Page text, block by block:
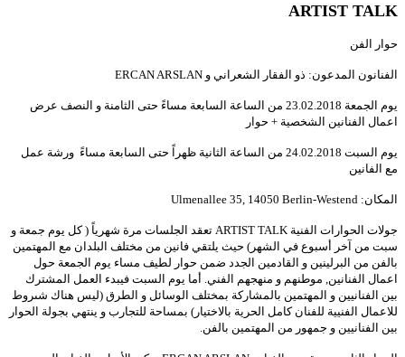
ARTIST TALK
حوار الفن
الفنانون المدعون: ذو الفقار الشعراني و
يوم الجمعة من الساعة السابعة مساءً حتى الثامنة و النصف عرض
اعمال الفنانين الشخصية + حوار
يوم السبت من الساعة الثانية ظهراً حتى السابعة مساءً ورشة عمل
مع الفانين
المكان:
Ulmenallee 35, 14050 Berlin-Westend
جولات الحوارات الفنية تعقد الجلسات مرة شهرياً (كل يوم جمعة و
سبت من آخر أسبوع في الشهر ) حيث يلتقي فانين من مختلف البلدان مع المهتمين
بالفن من البرلينين و القادمين الجدد ضمن حوار لطيف مساء يوم الجمعة حول
اعمال الفنانين, موطنهم و منهجهم الفني. أما يوم السبت فيبدء العمل المشترك
بين الفنانيين و المهتمين بالمشاركة بمختلف الوسائل و الطرق (ليس هناك شىروط
للاعمال الفنيية للفنان كامل الحرية بالاختيار ) بمساحة للتجارب و ينتهي بجولة الحوار
بين الفنانيين و جمهور من المهتمين بالفن.